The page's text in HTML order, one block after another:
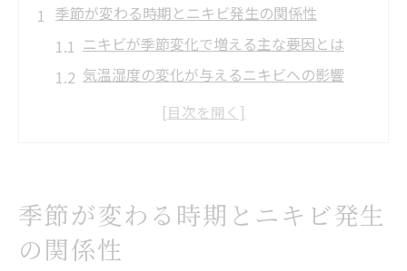
季節が変わる時期とニキビ発生の関係性
ニキビが季節変化で増える主な要因とは
気温湿度の変化が与えるニキビへの影響
季節の変わり目と肌トラブルの密接な関係
春秋にニキビが増加する背景を深掘り
季節の変わり目に起こる肌荒れの要因を解
季節が変わる時期とニキビ発生
の関係性